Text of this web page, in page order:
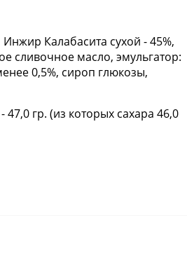
Инжир Калабасита сухой - 45%,
сливочное масло, эмульгатор:
0,5%, сироп глюкозы,
гр. (из которых сахара 46,0